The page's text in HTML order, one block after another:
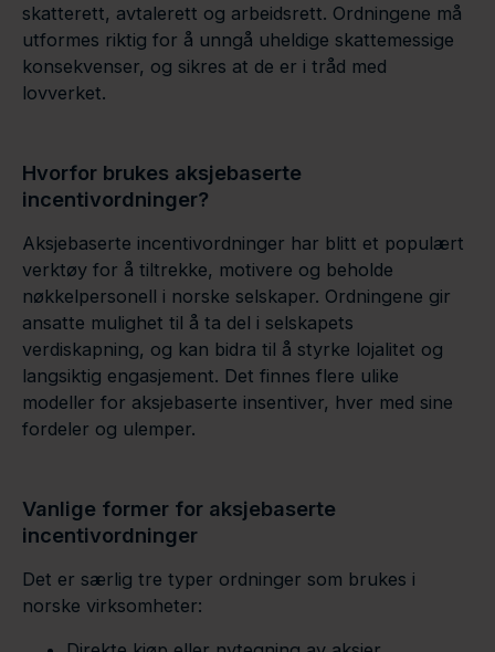
skatterett, avtalerett og arbeidsrett. Ordningene må
utformes riktig for å unngå uheldige skattemessige
konsekvenser, og sikres at de er i tråd med
lovverket.
Hvorfor brukes aksjebaserte
incentivordninger?
Aksjebaserte incentivordninger har blitt et populært
verktøy for å tiltrekke, motivere og beholde
nøkkelpersonell i norske selskaper. Ordningene gir
ansatte mulighet til å ta del i selskapets
verdiskapning, og kan bidra til å styrke lojalitet og
langsiktig engasjement. Det finnes flere ulike
modeller for aksjebaserte insentiver, hver med sine
fordeler og ulemper.
Vanlige former for aksjebaserte
incentivordninger
Det er særlig tre typer ordninger som brukes i
norske virksomheter: